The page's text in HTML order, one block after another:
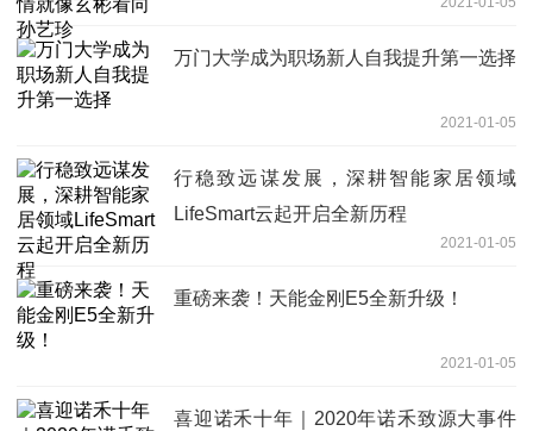
万门大学成为职场新人自我提升第一选择
2021-01-05
行稳致远谋发展，深耕智能家居领域
LifeSmart云起开启全新历程
2021-01-05
重磅来袭！天能金刚E5全新升级！
2021-01-05
喜迎诺禾十年｜2020年诺禾致源大事件